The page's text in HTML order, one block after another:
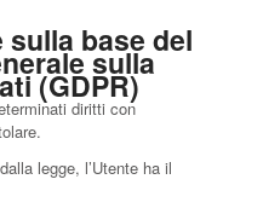
sulla base del
sulla
(GDPR)
diritti con
legge, l’Utente ha il